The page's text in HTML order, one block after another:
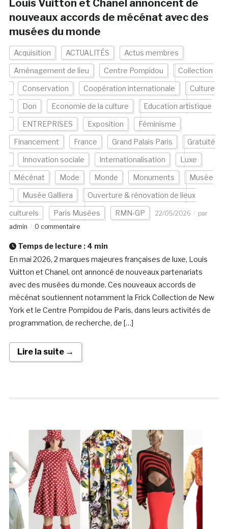
Louis Vuitton et Chanel annoncent de
nouveaux accords de mécénat avec des
musées du monde
Acquisition ACTUALITÉS Actus membres
Aménagement de lieu Centre Pompidou Collection
Conservation Coopération internationale Culture
Don Economie de la culture Education artistique
ENTREPRISES Exposition Féminisme
Financement France Grand Palais Paris Gratuité
Innovation sociale Internationalisation Luxe
Mécénat Mode Monde Monuments Musée
Musée Galliera Ouverture & rénovation de lieux
culturels Paris Musées RMN-GP 22/05/2026
par
admin
0 commentaire
Temps de lecture : 4 min
En mai 2026, 2 marques majeures françaises de luxe, Louis
Vuitton et Chanel, ont annoncé de nouveaux partenariats
avec des musées du monde. Ces nouveaux accords de
mécénat soutiennent notamment la Frick Collection de New
York et le Centre Pompidou de Paris, dans leurs activités de
programmation, de recherche, de […]
Lire la suite →